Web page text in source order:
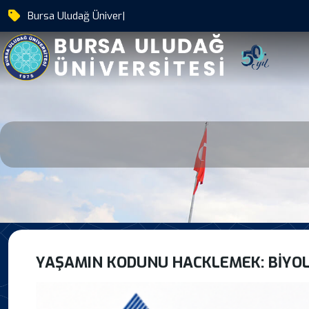
Bursa Uludağ Üniversitesi'nin 50. Y
Yasamin Kodunu
YAŞAMIN KODUNU HACKLEMEK: